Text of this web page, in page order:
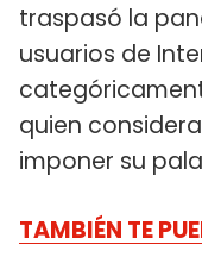
traspasó la
usuarios de
quien
imponer su
TAMBIÉN TE